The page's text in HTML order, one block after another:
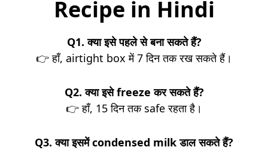
Recipe in Hindi
Q1. क्या इसे पहले से बना सकते हैं?
👉 हाँ, airtight box में 7 दिन तक रख सकते हैं।
Q2. क्या इसे freeze कर सकते हैं?
👉 हाँ, 15 दिन तक safe रहता है।
Q3. क्या इसमें condensed milk डाल सकते हैं?